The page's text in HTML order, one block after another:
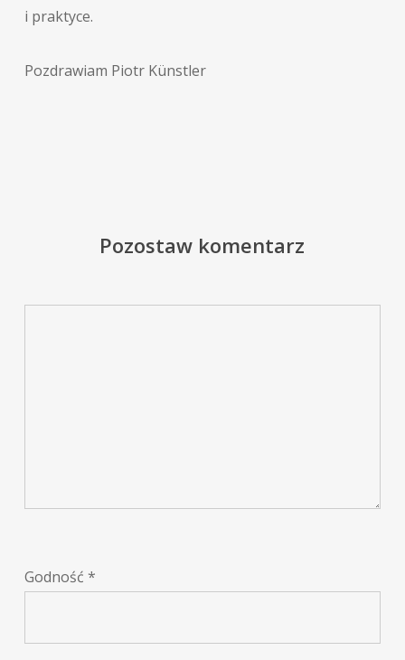
i praktyce.
Pozdrawiam Piotr Künstler
Pozostaw komentarz
Godność *